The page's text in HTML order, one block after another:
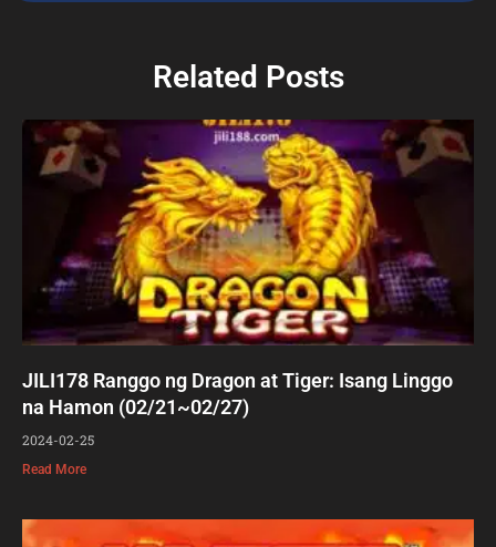
Related Posts
JILI178 Ranggo ng Dragon at Tiger: Isang Linggo
na Hamon (02/21~02/27)
2024-02-25
Read More